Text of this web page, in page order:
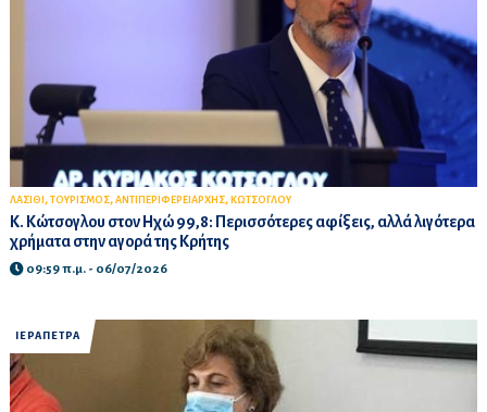
ΛΑΣΙΘΙ , ΤΟΥΡΙΣΜΟΣ, ΑΝΤΙΠΕΡΙΦΕΡΕΙΑΡΧΗΣ, ΚΩΤΣΟΓΛΟΥ
Κ. Κώτσογλου στον Ηχώ 99,8: Περισσότερες αφίξεις, αλλά λιγότερα
χρήματα στην αγορά της Κρήτης
09:59 π.μ. - 06/07/2026
ΙΕΡΑΠΕΤΡΑ